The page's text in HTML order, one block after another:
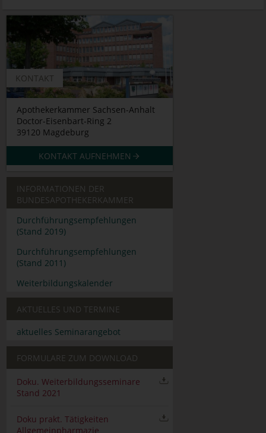
KONTAKT
Apothekerkammer Sachsen-Anhalt
Doctor-Eisenbart-Ring 2
39120 Magdeburg
KONTAKT AUFNEHMEN
INFORMATIONEN DER
BUNDESAPOTHEKERKAMMER
Durchführungsempfehlungen
(Stand 2019)
Durchführungsempfehlungen
(Stand 2011)
Weiterbildungskalender
AKTUELLES UND TERMINE
aktuelles Seminarangebot
FORMULARE ZUM DOWNLOAD
Doku. Weiterbildungsseminare
Stand 2021
Doku prakt. Tätigkeiten
Allgemeinpharmazie